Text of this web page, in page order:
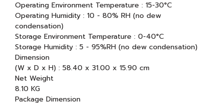
Operating Environment Temperature : 15-30°C
Operating Humidity : 10 - 80% RH (no dew
condensation)
Storage Environment Temperature : 0-40°C
Storage Humidity : 5 - 95%RH (no dew condensation)
Dimension
(W x D x H) : 58.40 x 31.00 x 15.90 cm
Net Weight
8.10 KG
Package Dimension